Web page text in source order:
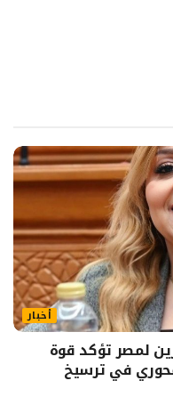
أخبار
لمصر تؤكد قوة
في ترسيخ